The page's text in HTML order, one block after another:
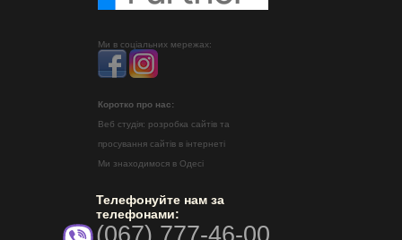
Ми в соціальних мережах:
Коротко про нас:
Веб студія: розробка сайтів та
просування сайтів в інтернеті
Ми знаходимося в Одесі
Телефонуйте нам за
телефонами:
(067) 777-46-00